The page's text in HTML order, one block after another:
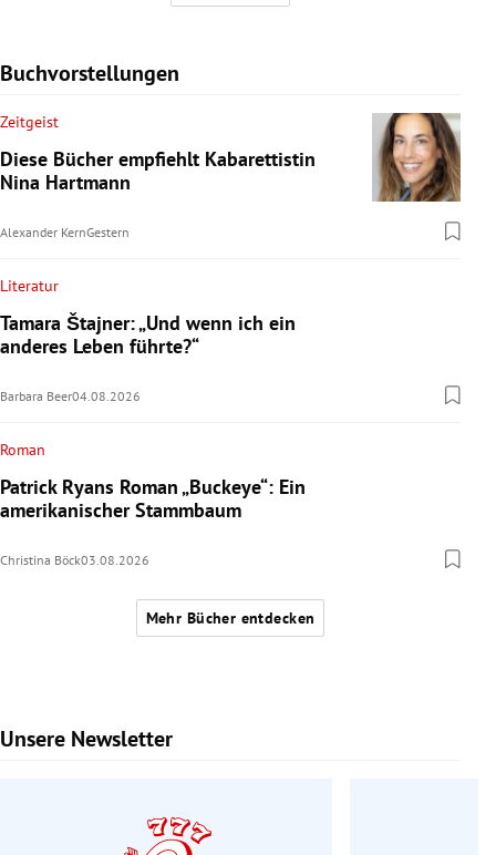
Buchvorstellungen
Zeitgeist
Diese Bücher empfiehlt Kabarettistin
Nina Hartmann
Alexander KernGestern
Literatur
Tamara Štajner: „Und wenn ich ein
anderes Leben führte?“
Barbara Beer04.08.2026
Roman
Patrick Ryans Roman „Buckeye“: Ein
amerikanischer Stammbaum
Christina Böck03.08.2026
Mehr Bücher entdecken
Unsere Newsletter
Slide 1 von 6